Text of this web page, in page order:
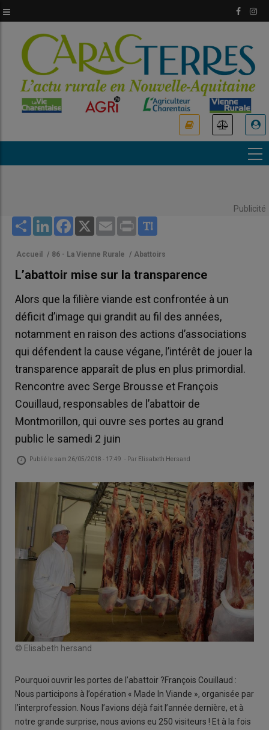
au
principal
Publicité
Share LinkedInFacebook
X Email Print
Accueil / 86 - La Vienne Rurale / Abattoirs
L’abattoir mise sur la transparence
Alors que la filière viande est confrontée à un
déficit d’image qui grandit au fil des années,
notamment en raison des actions d’associations
qui défendent la cause végane, l’intérêt de jouer la
transparence apparaît de plus en plus primordial.
Rencontre avec Serge Brousse et François
Couillaud, responsables de l’abattoir de
Montmorillon, qui ouvre ses portes au grand
public le samedi 2 juin
Publié le sam 26/05/2018 - 17:49 - Par Elisabeth Hersand
© Elisabeth hersand
Pourquoi ouvrir les portes de l’abattoir ?François Couillaud :
Nous participons à l’opération « Made In Viande », organisée par
l’interprofession. Nous l’avions déjà fait l’année dernière, et à
notre grande surprise, nous avions eu 250 visiteurs ! Et à la fois